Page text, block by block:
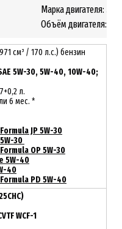
Марка двигателя:
Объём двигателя:
см³ / 170 л.с.) бензин
5W-30, 5W-40, 10W-40;
л.
6 мес. *
JP 5W-30
30
OP 5W-30
5W-40
40
PD 5W-40
WCF-1